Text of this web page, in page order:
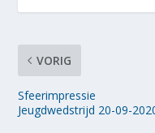
VORIG
Sfeerimpressie
Jeugdwedstrijd 20-09-